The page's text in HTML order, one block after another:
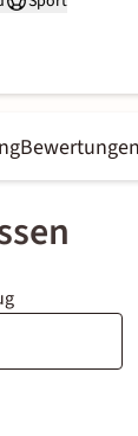
Bewertungen